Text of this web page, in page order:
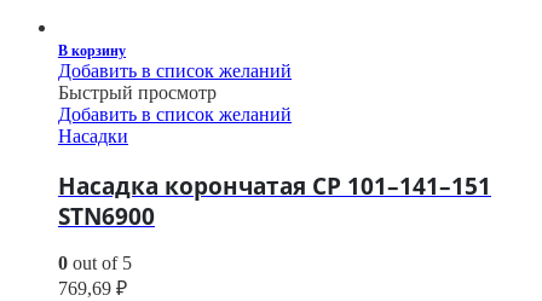
В корзину
Добавить в список желаний
Быстрый просмотр
Добавить в список желаний
Насадки
Насадка корончатая CP 101–141–151
STN6900
0 out of 5
769,69 ₽